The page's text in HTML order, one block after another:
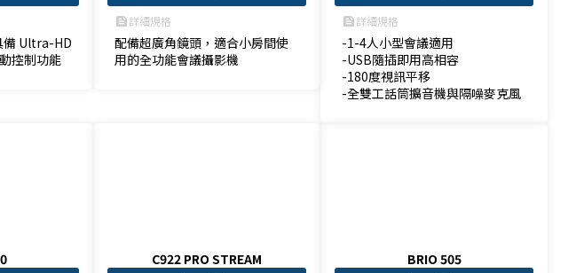
備 Ultra-HD
控制功能
feed詳細規格
配備超廣角鏡頭，適合小房間使
用的全功能會議攝影機
feed詳細規格
-1-4人小型會議適用
-USB隨插即用高相容
-180度視訊平移
-全雙工話筒擴音機與隔噪麥克風
C922 PRO STREAM
BRIO 505